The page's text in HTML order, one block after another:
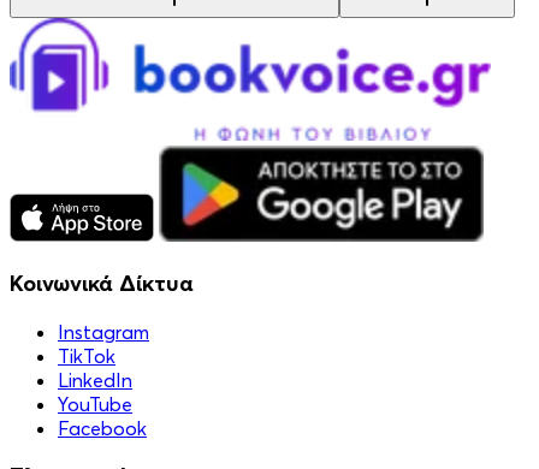
Κοινωνικά Δίκτυα
Instagram
TikTok
LinkedIn
YouTube
Facebook